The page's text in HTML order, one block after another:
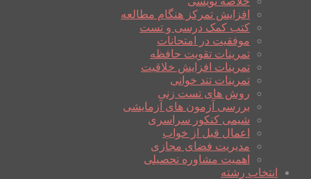
افزایش تمرکز هنگام مطالعه
کتب کمک درسی و تست
موفقیت در امتحانات
تمرینات تقویت حافظه
تمرینات افزایش خلاقیت
تمرینات تند خوانی
روش های تست زنی
بررسی آزمون های آزمایشی
شیمی کنکور سراسری
اعمال قبل از خواب
مدیریت فضای مجازی
اهمیت مشاوره تحصیلی
انتخاب رشته